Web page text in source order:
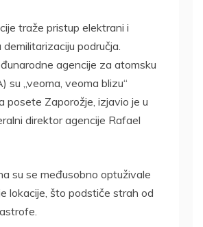
traže pristup elektrani i
područja.
agencije za atomsku
su „veoma, veoma blizu“
posete Zaporožje, izjavio je u
direktor agencije Rafael
su se međusobno optuživale
lokacije, što podstiče strah od